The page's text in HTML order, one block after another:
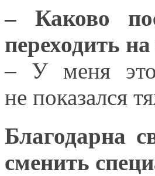
– Каково
переходить
– У меня
не показался
Благодарна
сменить